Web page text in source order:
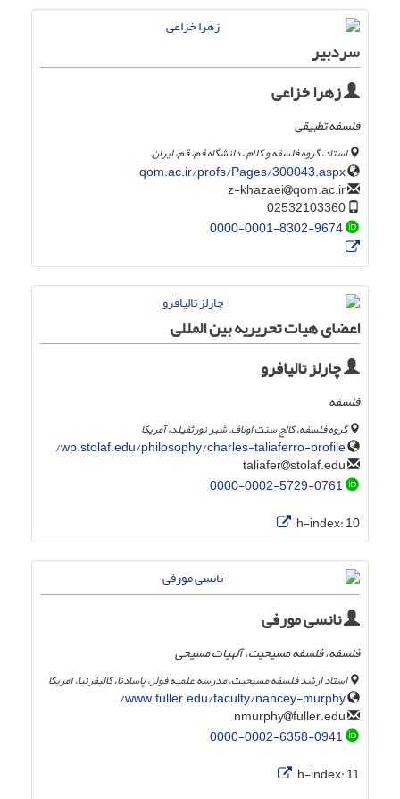
سردبیر
زهرا خزاعی
فلسفه تطبیقی
استاد، گروه فلسفه و کلام ، دانشگاه قم، قم، ایران.
qom.ac.ir/profs/Pages/300043.aspx
qom.ac.ir
0000-0001-8302-9674
اعضای هیات تحریریه بین المللی
چارلز تالیافرو
فلسفه
گروه فلسفه، کالج سنت اولاف. شهر نورثفیلد، آمریکا
wp.stolaf.edu/philosophy/charles-taliaferro-profile/
stolaf.edu
0000-0002-5729-0761
h-index:10
نانسی مورفی
فلسفه، فلسفه مسیحیت، آلهیات مسیحی
استاد ارشد فلسفه مسیحیت، مدرسه علمیه فولر، پاسادنا، کالیفرنیا، آمریکا
www.fuller.edu/faculty/nancey-murphy/
fuller.edu
0000-0002-6358-0941
h-index:11